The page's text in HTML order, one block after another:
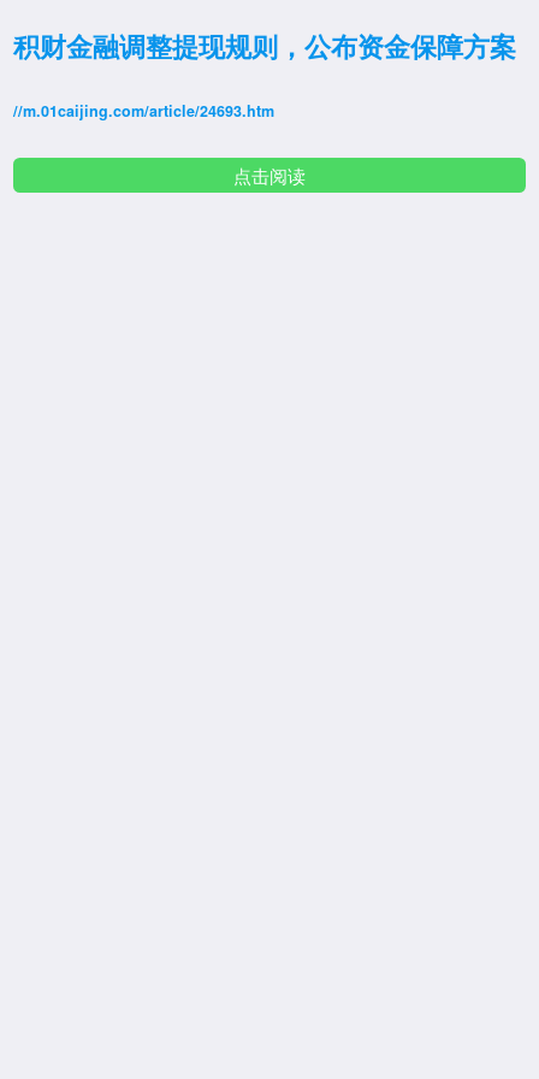
积财金融调整提现规则，公布资金保障方案
//m.01caijing.com/article/24693.htm
点击阅读